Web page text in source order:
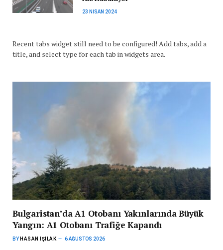
23 NISAN 2024
Recent tabs widget still need to be configured! Add tabs, add a
title, and select type for each tab in widgets area.
Bulgaristan’da A1 Otobanı Yakınlarında Büyük
Yangın: A1 Otobanı Trafiğe Kapandı
BY HASAN IŞILAK 6 AĞUSTOS 2026